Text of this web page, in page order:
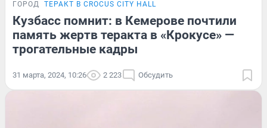
ГОРОД ТЕРАКТ В CROCUS CITY HALL
Кузбасс помнит: в Кемерове почтили
память жертв теракта в «Крокусе» —
трогательные кадры
31 марта, 2024, 10:26 2 223 Обсудить